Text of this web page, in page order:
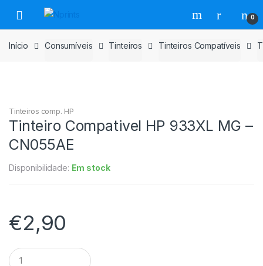
para
navegação
para
o
conteúdo
0
Início Consumíveis Tinteiros Tinteiros Compatíveis
Tinteiros comp. HP
Tinteiro Compativel HP 933XL MG –
CN055AE
Disponibilidade: Em stock
€2,90
Tinteiro
Compativel